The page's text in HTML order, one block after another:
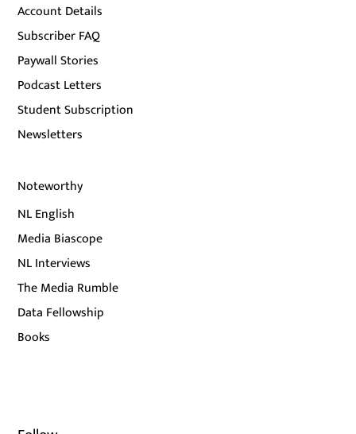
Account Details
Subscriber FAQ
Paywall Stories
Podcast Letters
Student Subscription
Newsletters
Noteworthy
NL English
Media Biascope
NL Interviews
The Media Rumble
Data Fellowship
Books